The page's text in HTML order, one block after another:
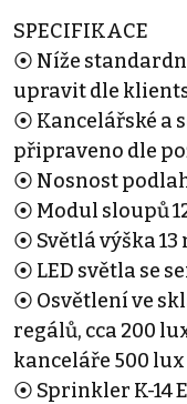
SPECIFIKACE
⦿ Níže
upravit dle
⦿ Kancelářské a
připraveno dle
⦿ Nosnost
⦿ Modul sloupů
⦿ Světlá výška 13
⦿ LED světla se
⦿ Osvětlení ve
regálů, cca 200
kanceláře 500 lux
⦿ Sprinkler K-14